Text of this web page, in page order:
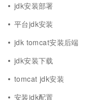
jdk安装部署
平台jdk安装
jdk tomcat安装后端
jdk安装下载
tomcat jdk安装
安装jdk配置